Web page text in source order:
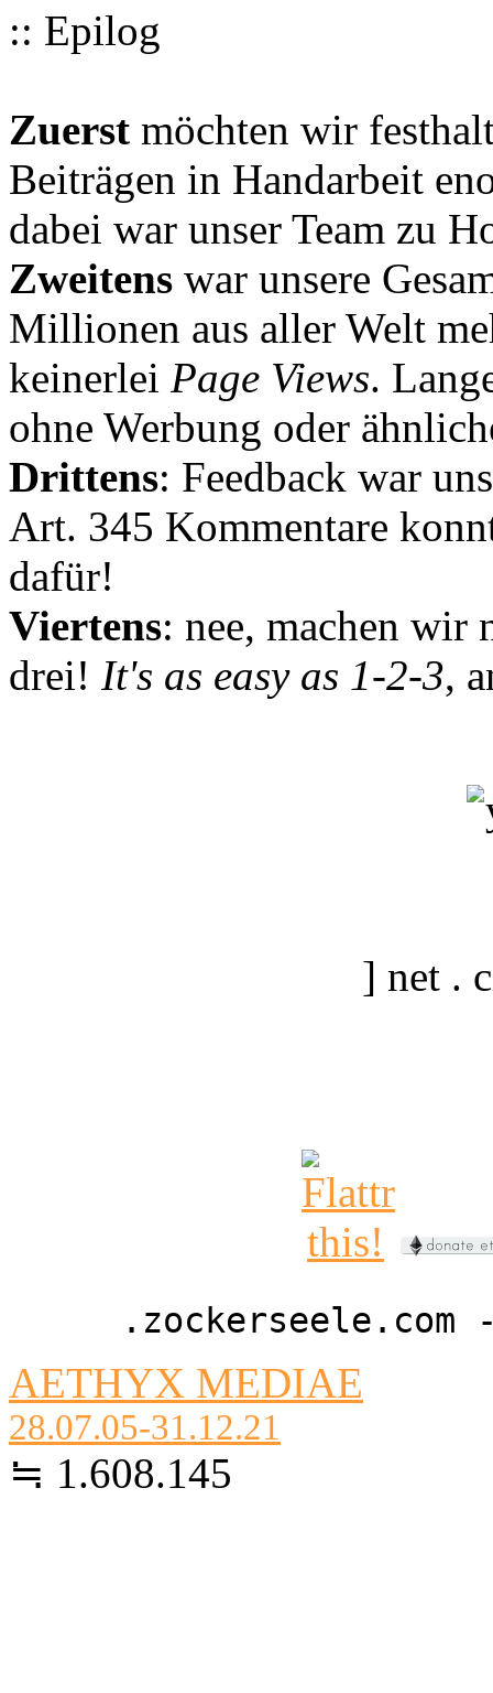
:: Epilog
Zuerst möchten wir
Beiträgen in Handarbeit
dabei war unser Team zu
Zweitens war unsere
Millionen aus aller Welt
keinerlei Page Views.
ohne Werbung oder
Drittens: Feedback war
Art. 345 Kommentare
dafür!
Viertens: nee, machen wir
drei! It's as easy as 1-2-3,
] net .
AETHYX MEDIAE
28.07.05-31.12.21
≒ 1.608.145